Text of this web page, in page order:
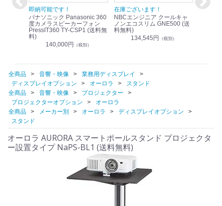
即納可能です！
パナソニック Panasonic 360
度カメラスピーカーフォン
PressIT360 TY-CSP1 (送料無
料)
140,000円 （税別）
在庫ございます！
NBCエンジニア クールキャ
ノンエコスリム GNE500 (送
料無料)
134,545円 （税別）
即納可
全商品 音響・映像
業務用ディスプレイ
ディスプレイオプション
オーロラ
スタンド
全商品
音響・映像
プロジェクター
プロジェクターオプション
オーロラ
全商品
メーカー別 オーロラ
ディスプレイオプション
スタンド
オーロラ AURORA スマートポールスタンド プロジェクタ
ー設置タイプ NaPS-BL1 (送料無料)